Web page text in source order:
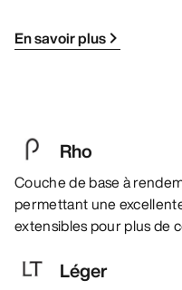
En savoir plus
Rho
Couche de base à
permettant une
extensibles pour plus de
Léger